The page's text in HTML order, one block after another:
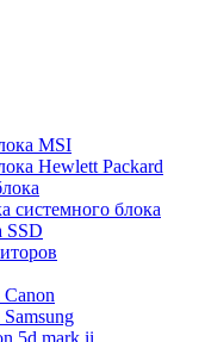
MSI
Hewlett Packard
системного блока
SSD
5d mark ii